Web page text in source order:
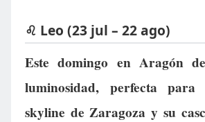
♌ Leo (23 jul – 22 ago)
Este domingo en Aragón
luminosidad, perfecta
skyline de Zaragoza y su